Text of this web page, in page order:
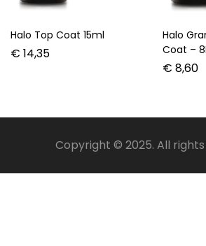
Halo Top Coat 15ml
€ 14,35
Halo
Coat –
€ 8,60
Copyright © 2025. All